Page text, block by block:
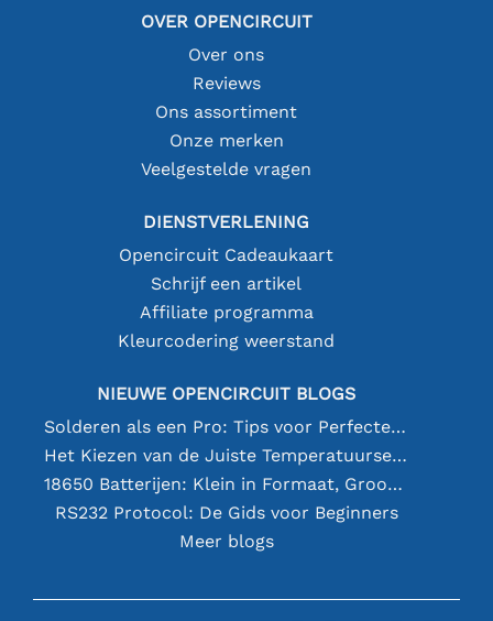
OVER OPENCIRCUIT
Over ons
Reviews
Ons assortiment
Onze merken
Veelgestelde vragen
DIENSTVERLENING
Opencircuit Cadeaukaart
Schrijf een artikel
Affiliate programma
Kleurcodering weerstand
NIEUWE OPENCIRCUIT BLOGS
Solderen als een Pro: Tips voor Perfecte Elektronische Verbindingen
Het Kiezen van de Juiste Temperatuursensor [youtube]
18650 Batterijen: Klein in Formaat, Groot in Prestatie
RS232 Protocol: De Gids voor Beginners
Meer blogs